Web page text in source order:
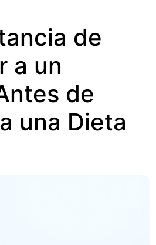
de
a un
de
una Dieta